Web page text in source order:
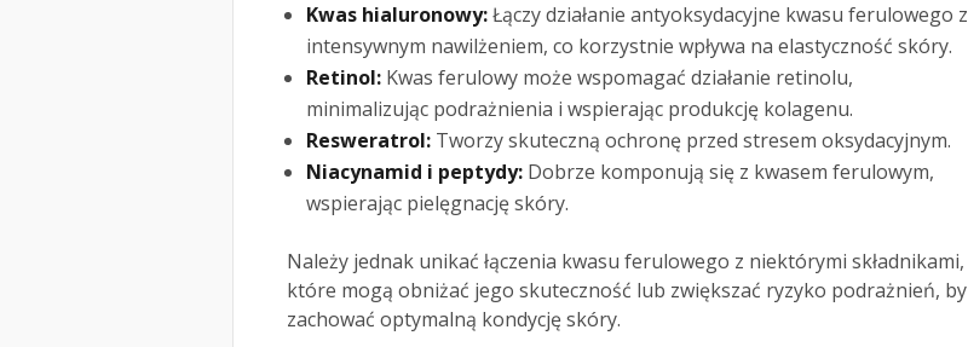
Kwas hialuronowy:Łączy działanie antyoksydacyjne kwasu ferulowego z
intensywnym nawilżeniem, co korzystnie wpływa na elastyczność skóry.
Retinol: Kwas ferulowy może wspomagać działanie retinolu,
minimalizując podrażnienia i wspierając produkcję kolagenu.
Resweratrol: Tworzy skuteczną ochronę przed stresem oksydacyjnym.
Niacynamid i peptydy: Dobrze komponują się z kwasem ferulowym,
wspierając pielęgnację skóry.
Należy jednak unikać łączenia kwasu ferulowego z niektórymi składnikami,
które mogą obniżać jego skuteczność lub zwiększać ryzyko podrażnień, by
zachować optymalną kondycję skóry.